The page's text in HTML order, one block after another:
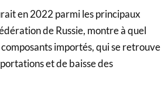
en 2022 parmi les principaux
de Russie, montre à quel
importés, qui se retrouve
et de baisse des